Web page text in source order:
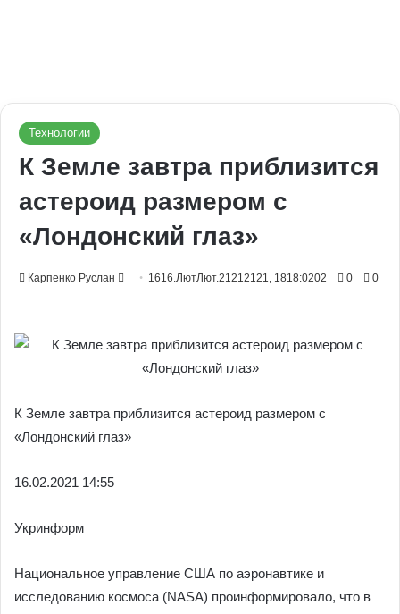
Технологии
К Земле завтра приблизится
астероид размером с
«Лондонский глаз»
Карпенко Руслан
Send 1616.ЛютЛют.21212121, 1818:0202 0 0
К Земле завтра приблизится астероид размером с
«Лондонский глаз»
16.02.2021 14:55
Укринформ
Национальное управление США по аэронавтике и
исследованию космоса (NASA) проинформировало, что в